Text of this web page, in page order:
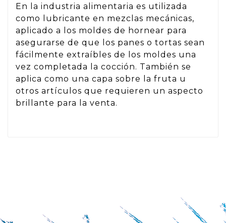
En la industria alimentaria es utilizada
como lubricante en mezclas mecánicas,
aplicado a los moldes de hornear para
asegurarse de que los panes o tortas sean
fácilmente extraíbles de los moldes una
vez completada la cocción. También se
aplica como una capa sobre la fruta u
otros artículos que requieren un aspecto
brillante para la venta.